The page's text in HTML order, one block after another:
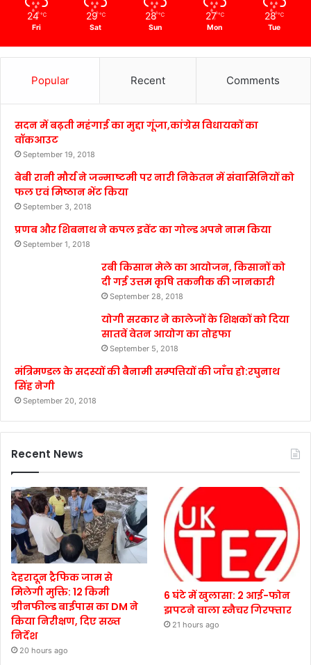
24 ℃
Fri
29 ℃
Sat
28 ℃
Sun
27 ℃
Mon
28 ℃
Tue
Popular Recent Comments
सदन में बढ़ती महंगाई का मुद्दा गूंजा,कांग्रेस विधायकों का
वॉकआउट
September 19, 2018
बेबी रानी मौर्य ने जन्माष्टमी पर नारी निकेतन में संवासिनियों को
फल एवं मिष्ठान भेंट किया
September 3, 2018
प्रणब और शिबनाथ ने कपल इवेंट का गोल्ड अपने नाम किया
September 1, 2018
रबी किसान मेले का आयोजन, किसानों को
दी गई उत्तम कृषि तकनीक की जानकारी
September 28, 2018
योगी सरकार ने कालेजों के शिक्षकों को दिया
सातवें वेतन आयोग का तोहफा
September 5, 2018
मंत्रिमण्डल के सदस्यों की बैनामी सम्पत्तियों की जाँच हो:रघुनाथ
सिंह नेगी
September 20, 2018
Recent News
देहरादून ट्रैफिक जाम से
मिलेगी मुक्ति: 12 किमी
ग्रीनफील्ड बाईपास का DM ने
किया निरीक्षण, दिए सख्त
निर्देश
20 hours ago
6 घंटे में खुलासा: 2 आई-फोन
झपटने वाला स्नैचर गिरफ्तार
21 hours ago